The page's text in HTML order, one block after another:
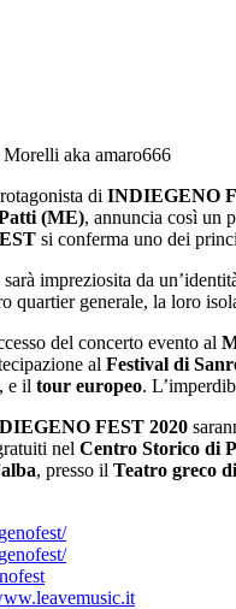
aka amaro666
di INDIEGENO
(ME), annuncia così un
si conferma uno dei
sarà impreziosita da
quartier generale, la loro
del concerto evento al
al Festival di
e il tour europeo.
FEST 2020
nel Centro Storico di
, presso il Teatro greco
leavemusic.it